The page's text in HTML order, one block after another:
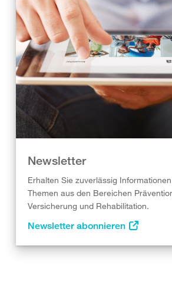
Newsletter
Erhalten Sie zuverlässig
Themen aus den Bereichen
Versicherung und Rehabilitation.
Newsletter abonnieren